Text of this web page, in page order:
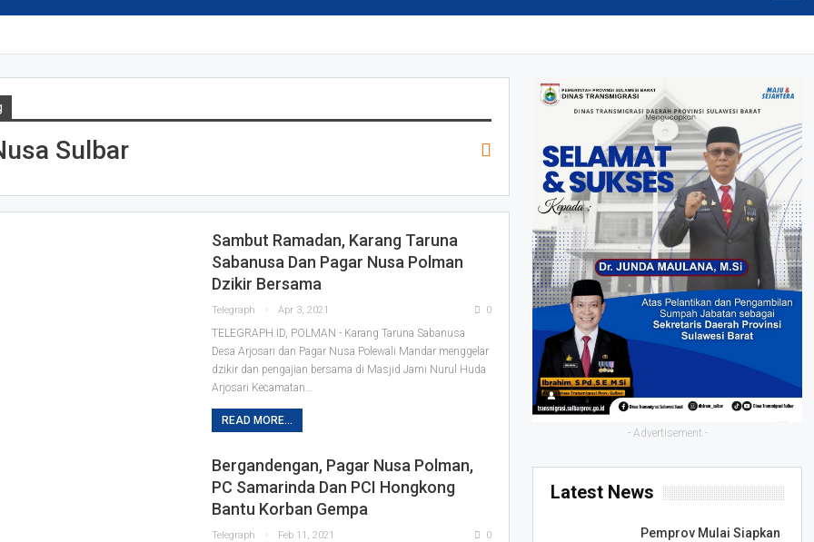
Sulbar
Sambut Ramadan, Karang Taruna
Sabanusa Dan Pagar Nusa Polman
Dzikir Bersama
Telegraph Apr 3, 2021 0
TELEGRAPH.ID, POLMAN - Karang Taruna Sabanusa
Desa Arjosari dan Pagar Nusa Polewali Mandar menggelar
dzikir dan pengajian bersama di Masjid Jami Nurul Huda
Arjosari Kecamatan
READ MORE...
Bergandengan, Pagar Nusa Polman,
PC Samarinda Dan PCI Hongkong
Bantu Korban Gempa
Telegraph Feb 11, 2021 0
- Advertisement -
Latest News
Pemprov Mulai Siapkan